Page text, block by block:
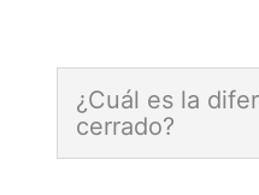
¿Cuál es la
cerrado?